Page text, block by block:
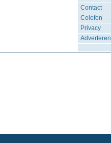
Contact
Colofon
Privacy
Adverteren